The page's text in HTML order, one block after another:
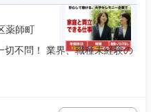
薬師町
切不問！ 業界、職種未経験の